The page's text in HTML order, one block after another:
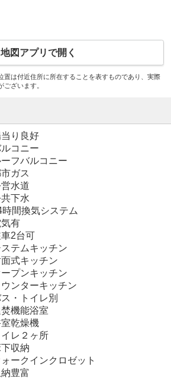
地図アプリで開く
は付近住所に所在することを表すものであり、実際
ざいます。
当り良好
コニー
ーフバルコニー
ガス
水道
下水
時間換気システム
有
2台可
ステムキッチン
式キッチン
プンキッチン
ウンターキッチン
・トイレ別
機能浴室
乾燥機
イレ２ヶ所
下収納
ォークインクロゼット
豊富